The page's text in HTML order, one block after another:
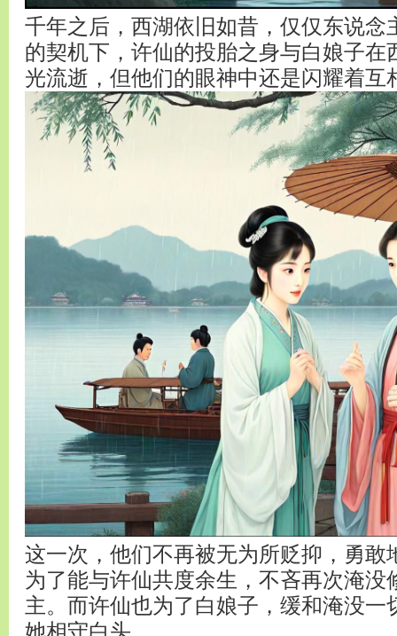
千年之后，西湖依旧如昔，仅仅东说念
的契机下，许仙的投胎之身与白娘子在
光流逝，但他们的眼神中还是闪耀着互
这一次，他们不再被无为所贬抑，勇敢
为了能与许仙共度余生，不吝再次淹没
主。而许仙也为了白娘子，缓和淹没一
她相守白头。